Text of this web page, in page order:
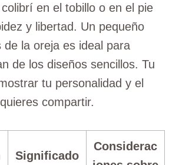
en el tobillo o en el pie
y libertad. Un pequeño
de la oreja es ideal para
de los diseños sencillos. Tu
tu personalidad y el
compartir.
Significado
Considerac